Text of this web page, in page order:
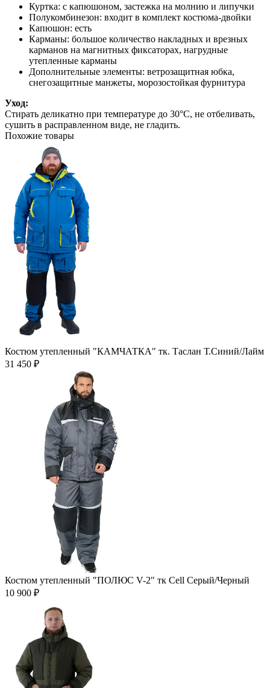
Куртка: с капюшоном, застежка на молнию и липучки
Полукомбинезон: входит в комплект костюма-двойки
Капюшон: есть
Карманы: большое количество накладных и врезных
карманов на магнитных фиксаторах, нагрудные
утепленные карманы
Дополнительные элементы: ветрозащитная юбка,
снегозащитные манжеты, морозостойкая фурнитура
Уход:
Стирать деликатно при температуре до 30°C, не отбеливать,
сушить в расправленном виде, не гладить.
Похожие товары
Костюм утепленный "КАМЧАТКА" тк. Таслан Т.Синий/Лайм
31 450 ₽
Костюм утепленный "ПОЛЮС V-2" тк Cell Серый/Черный
10 900 ₽